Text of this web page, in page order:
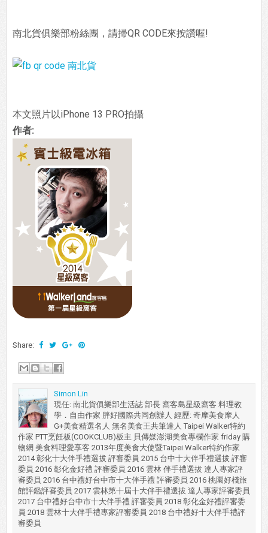
南北貨俱樂部粉絲團，請掃QR CODE來按讚喔!
本文照片以iPhone 13 PRO拍攝
作者:
Share:
Simon Lin
現任: 南北貨俱樂部生活誌 部長 窩客島星級窩客 料理教
學．自由作家 胖好國際共同創辦人 經歷: 奇摩美食摩人
G+美食精選名人 無名美食王共筆達人 Taipei Walker特約
作家 PTT烹飪板(COOKCLUB)板主 貝傳媒澎湖美食專欄作家 friday 購
物網 美食料理愛享客 2013年度美食大使暨Taipei Walker特約作家
2014 彰化十大伴手禮選拔 評審委員 2015 台中十大伴手禮選拔 評審
委員 2016 彰化金好禮 評審委員 2016 雲林 伴手禮選拔 達人專家評
審委員 2016 台中禮好台中市十大伴手禮 評審委員 2016 桃園好棧旅
館評鑑評審委員 2017 雲林第十屆十大伴手禮選拔 達人專家評審委員
2017 台中禮好台中市十大伴手禮 評審委員 2018 彰化金好禮評審委
員 2018 雲林十大伴手禮專家評審委員 2018 台中禮好十大伴手禮評
審委員